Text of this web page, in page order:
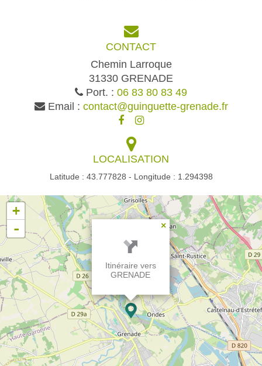
CONTACT
Chemin Larroque
31330 GRENADE
Port. : 06 83 80 83 49
Email : contact@guinguette-grenade.fr
LOCALISATION
Latitude : 43.777828 - Longitude : 1.294398
×
Itinéraire vers
GRENADE
+
-